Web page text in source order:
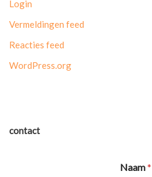
Login
Vermeldingen feed
Reacties feed
WordPress.org
contact
Naam*